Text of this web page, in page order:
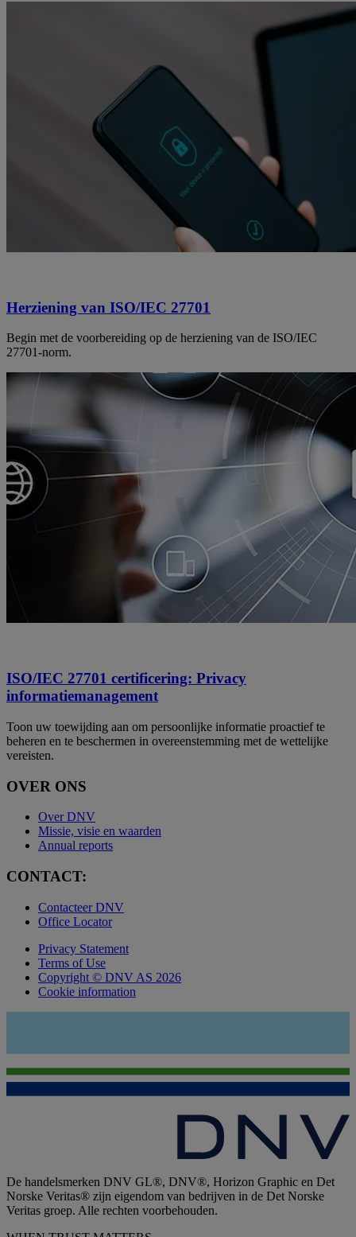
Herziening van ISO/IEC 27701
Begin met de voorbereiding op de herziening van de ISO/IEC
27701-norm.
ISO/IEC 27701 certificering: Privacy
informatiemanagement
Toon uw toewijding aan om persoonlijke informatie proactief te
beheren en te beschermen in overeenstemming met de wettelijke
vereisten.
OVER ONS
Over DNV
Missie, visie en waarden
Annual reports
CONTACT:
Contacteer DNV
Office Locator
Privacy Statement
Terms of Use
Copyright © DNV AS 2026
Cookie information
De handelsmerken DNV GL®, DNV®, Horizon Graphic en Det
Norske Veritas® zijn eigendom van bedrijven in de Det Norske
Veritas groep. Alle rechten voorbehouden.